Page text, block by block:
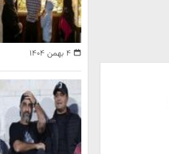
۴ بهمن ۱۴۰۴